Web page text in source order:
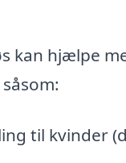
kan hjælpe
til kvinder